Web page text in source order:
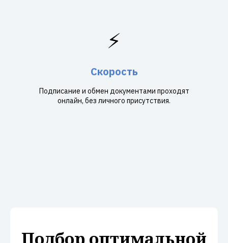
⚡
Скорость
Подписание и обмен документами проходят
онлайн, без личного присутствия.